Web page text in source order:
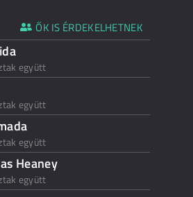
ŐK IS ÉRDEKELHETNEK
együtt
együtt
együtt
Heaney
együtt